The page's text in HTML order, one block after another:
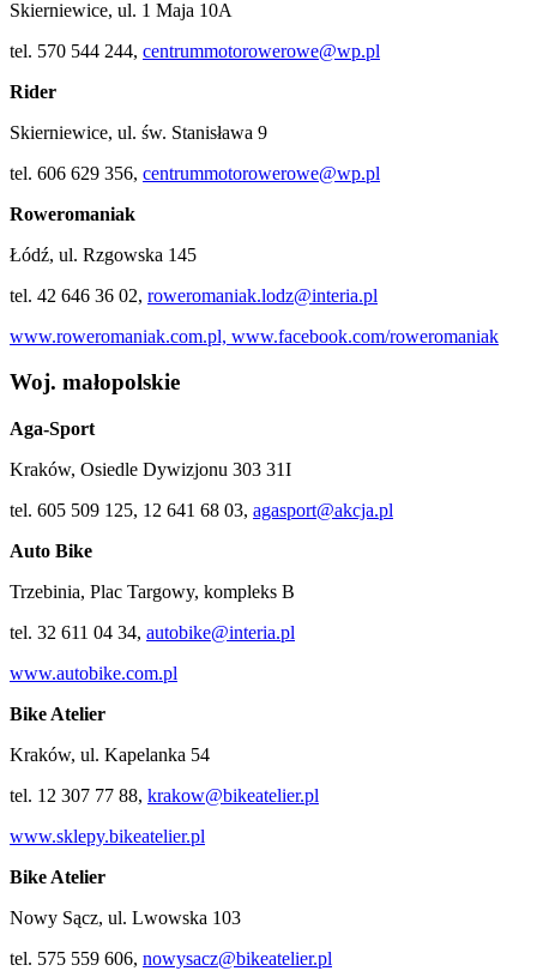
Skierniewice, ul. 1 Maja 10A
tel. 570 544 244, centrummotorowerowe@wp.pl
Rider
Skierniewice, ul. św. Stanisława 9
tel. 606 629 356, centrummotorowerowe@wp.pl
Roweromaniak
Łódź, ul. Rzgowska 145
tel. 42 646 36 02, roweromaniak.lodz@interia.pl
www.roweromaniak.com.pl, www.facebook.com/roweromaniak
Woj. małopolskie
Aga-Sport
Kraków, Osiedle Dywizjonu 303 31I
tel. 605 509 125, 12 641 68 03, agasport@akcja.pl
Auto Bike
Trzebinia, Plac Targowy, kompleks B
tel. 32 611 04 34, autobike@interia.pl
www.autobike.com.pl
Bike Atelier
Kraków, ul. Kapelanka 54
tel. 12 307 77 88, krakow@bikeatelier.pl
www.sklepy.bikeatelier.pl
Bike Atelier
Nowy Sącz, ul. Lwowska 103
tel. 575 559 606, nowysacz@bikeatelier.pl